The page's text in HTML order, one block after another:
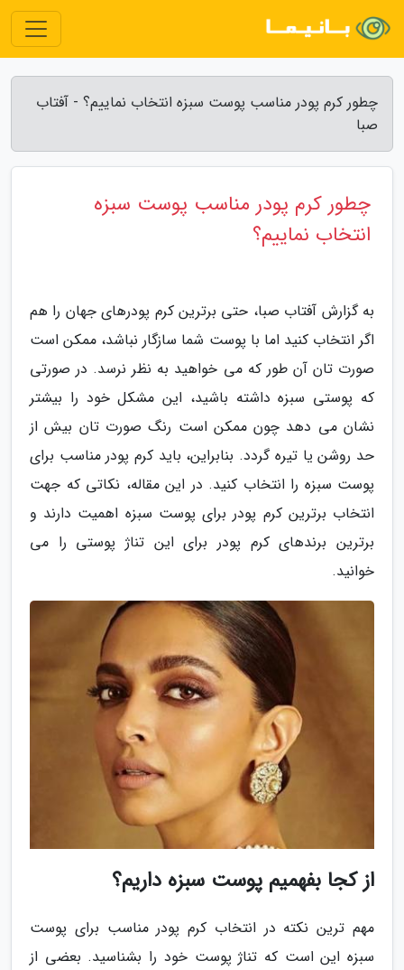
چطور کرم پودر مناسب پوست سبزه انتخاب نماییم؟ - آفتاب
صبا
چطور کرم پودر مناسب پوست سبزه
انتخاب نماییم؟
به گزارش آفتاب صبا، حتی برترین کرم پودرهای جهان را هم
اگر انتخاب کنید اما با پوست شما سازگار نباشد، ممکن است
صورت تان آن طور که می خواهید به نظر نرسد. در صورتی
که پوستی سبزه داشته باشید، این مشکل خود را بیشتر
نشان می دهد چون ممکن است رنگ صورت تان بیش از
حد روشن یا تیره گردد. بنابراین، باید کرم پودر مناسب برای
پوست سبزه را انتخاب کنید. در این مقاله، نکاتی که جهت
انتخاب برترین کرم پودر برای پوست سبزه اهمیت دارند و
برترین برندهای کرم پودر برای این تناژ پوستی را می
خوانید.
از کجا بفهمیم پوست سبزه داریم؟
مهم ترین نکته در انتخاب کرم پودر مناسب برای پوست
سبزه این است که تناژ پوست خود را بشناسید. بعضی از